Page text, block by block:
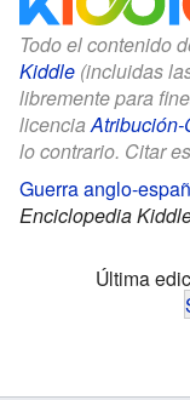
Todo el contenido
Kiddle (incluidas
libremente para
licencia
lo contrario. Citar
Guerra anglo-
Enciclopedia
Última